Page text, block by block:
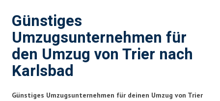
Günstiges
Umzugsunternehmen für
den Umzug von Trier nach
Karlsbad
Günstiges Umzugsunternehmen für deinen Umzug von Trier